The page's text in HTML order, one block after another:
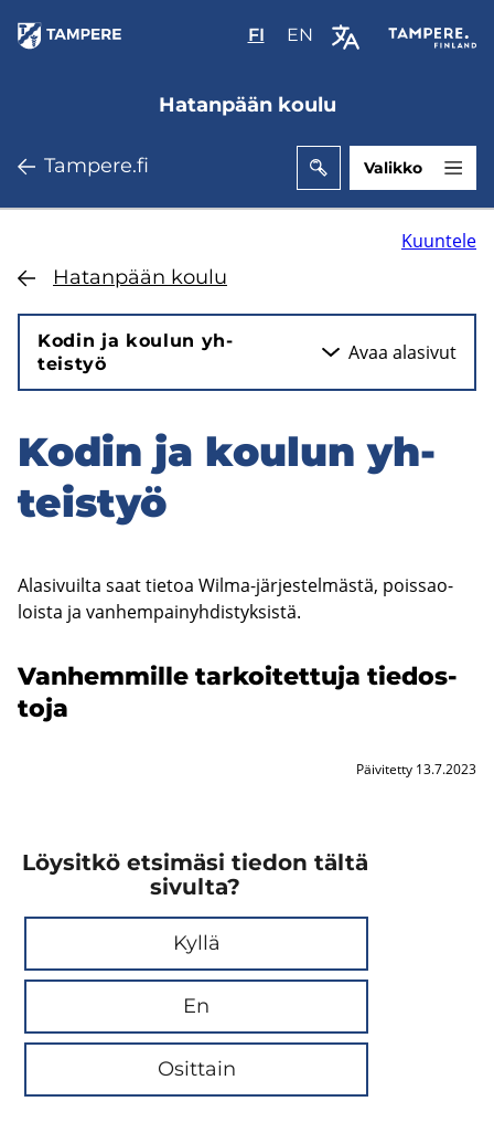
Hyppää
pääsisältöön
FIValitse
suomi
ENSelect
English
Hatanpään koulu
Tam­pe­re.fi Valikko
Ha­tan­pään koulu
Kuuntele
Kodin ja kou­lun yh­
teis­työ
Avaa ala­si­vut
Hyppää
sivuvalikkoon
Kodin ja kou­lun yh­
teis­työ
Ala­si­vuil­ta saat tie­toa Wilma-​järjestelmästä, pois­sao­
lois­ta ja van­hem­pai­nyh­dis­tyk­sis­tä.
Van­hem­mil­le tar­koi­tet­tu­ja tie­dos­
to­ja
Päivitetty 13.7.2023
Löysitkö etsimäsi tiedon tältä
sivulta?
Kyllä
En
Osittain